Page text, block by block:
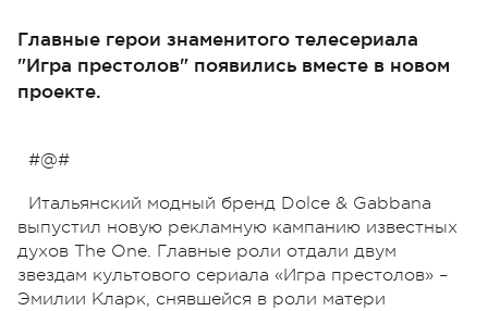
Главные герои знаменитого телесериала
"Игра престолов" появились вместе в новом
проекте.
#@#
Итальянский модный бренд Dolce & Gabbana
выпустил новую рекламную кампанию известных
духов The One. Главные роли отдали двум
звездам культового сериала «Игра престолов» –
Эмилии Кларк, снявшейся в роли матери